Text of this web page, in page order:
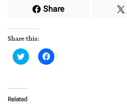
Share
Share this:
C
l
t
o
s
C
l
Related